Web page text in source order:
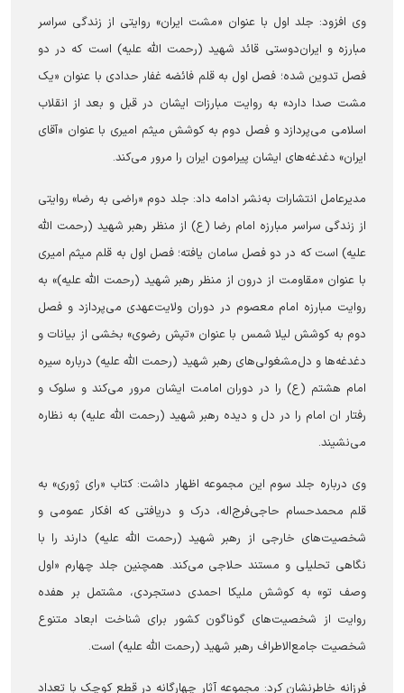
وی افزود: جلد اول با عنوان «مشت ایران» روایتی از زندگی سراسر
مبارزه و ایران‌دوستی قائد شهید (رحمت الله علیه) است که در دو
فصل تدوین شده؛ فصل اول به قلم فائضه غفار حدادی با عنوان «یک
مشت صدا دارد» به روایت مبارزات ایشان در قبل و بعد از انقلاب
اسلامی می‌پردازد و فصل دوم به کوشش میثم امیری با عنوان «آقای
ایران» دغدغه‌های ایشان پیرامون ایران را مرور می‌کند.
مدیرعامل انتشارات به‌نشر ادامه داد: جلد دوم «راضی به رضا» روایتی
از زندگی سراسر مبارزه امام رضا (ع) از منظر رهبر شهید (رحمت الله
علیه) است که در دو فصل سامان یافته؛ فصل اول به قلم میثم امیری
با عنوان «مقاومت از درون از منظر رهبر شهید (رحمت الله علیه)» به
روایت مبارزه امام معصوم در دوران ولایت‌عهدی می‌پردازد و فصل
دوم به کوشش لیلا شمس با عنوان «تپش رضوی» بخشی از بیانات و
دغدغه‌ها و دل‌مشغولی‌های رهبر شهید (رحمت الله علیه) درباره سیره
امام هشتم (ع) را در دوران امامت ایشان مرور می‌کند و سلوک و
رفتار ان امام را در دل و دیده رهبر شهید (رحمت الله علیه) به نظاره
می‌نشیند.
وی درباره جلد سوم این مجموعه اظهار داشت: کتاب «رای ژوری» به
قلم محمدحسام حاجی‌فرج‌اله، درک و دریافتی که افکار عمومی و
شخصیت‌های خارجی از رهبر شهید (رحمت الله علیه) دارند را با
نگاهی تحلیلی و مستند حلاجی می‌کند. همچنین جلد چهارم «اول
وصف تو» به کوشش ملیکا احمدی دستجردی، مشتمل بر هفده
روایت از شخصیت‌های گوناگون کشور برای شناخت ابعاد متنوع
شخصیت جامع‌الاطراف رهبر شهید (رحمت الله علیه) است.
فرزانه خاطرنشان کرد: مجموعه آثار چهارگانه در قطع کوچک با تعداد